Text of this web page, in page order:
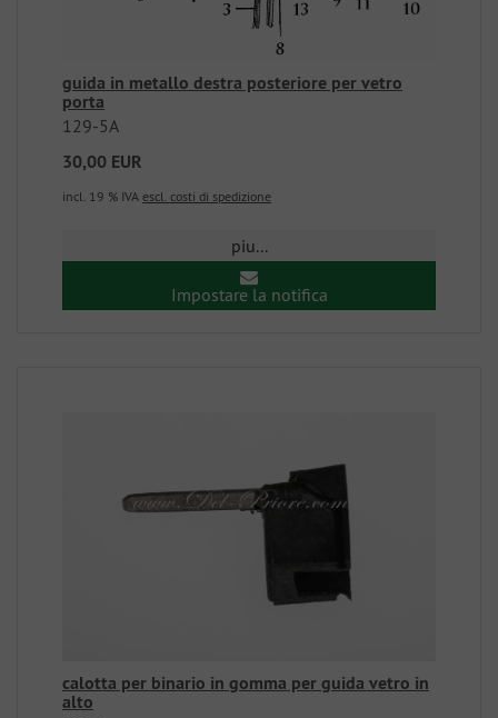
guida in metallo destra posteriore per vetro
porta
129-5A
30,00 EUR
incl. 19 % IVA escl. costi di spedizione
piu...
Impostare la notifica
calotta per binario in gomma per guida vetro in
alto